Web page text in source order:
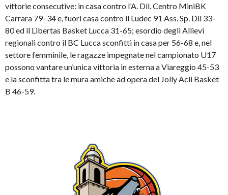
vittorie consecutive: in casa contro l’A. Dil. Centro MiniBK
Carrara 79–34 e, fuori casa contro il Ludec 91 Ass. Sp. Dil 33-
80 ed il Libertas Basket Lucca 31-65; esordio degli Allievi
regionali contro il BC Lucca sconfitti in casa per 56-68 e, nel
settore femminile, le ragazze impegnate nel campionato U17
possono vantare un’unica vittoria in esterna a Viareggio 45-53
e la sconfitta tra le mura amiche ad opera del Jolly Acli Basket
B 46-59.